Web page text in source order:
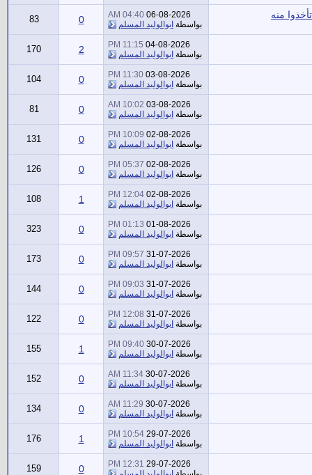
منه 06-08-2026
04:40 AM
بواسطة ابوالوليد المسلم 0
83
04-08-2026
11:15 PM
بواسطة ابوالوليد المسلم 2
170
03-08-2026
11:30 PM
بواسطة ابوالوليد المسلم 0
104
03-08-2026
10:02 AM
بواسطة ابوالوليد المسلم 0
81
02-08-2026
10:09 PM
بواسطة ابوالوليد المسلم 0
131
02-08-2026
05:37 PM
بواسطة ابوالوليد المسلم 0
126
02-08-2026
12:04 PM
بواسطة ابوالوليد المسلم 1
108
01-08-2026
01:13 PM
بواسطة ابوالوليد المسلم 0
323
31-07-2026
09:57 PM
بواسطة ابوالوليد المسلم 0
173
31-07-2026
09:03 PM
بواسطة ابوالوليد المسلم 0
144
31-07-2026
12:08 PM
بواسطة ابوالوليد المسلم 0
122
30-07-2026
09:40 PM
بواسطة ابوالوليد المسلم 1
155
30-07-2026
11:34 AM
بواسطة ابوالوليد المسلم 0
152
30-07-2026
11:29 AM
بواسطة ابوالوليد المسلم 0
134
29-07-2026
10:54 PM
بواسطة ابوالوليد المسلم 1
176
29-07-2026
12:31 PM
0
159